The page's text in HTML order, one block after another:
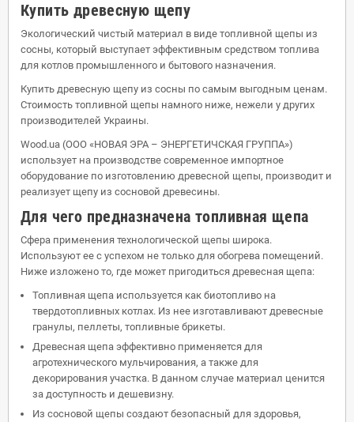
Купить древесную щепу
Экологический чистый материал в виде топливной щепы из
сосны, который выступает эффективным средством топлива
для котлов промышленного и бытового назначения.
Купить древесную щепу из сосны по самым выгодным ценам.
Стоимость топливной щепы намного ниже, нежели у других
производителей Украины.
Wood.ua (ООО «НОВАЯ ЭРА – ЭНЕРГЕТИЧСКАЯ ГРУППА»)
использует на производстве современное импортное
оборудование по изготовлению древесной щепы, производит и
реализует щепу из сосновой древесины.
Для чего предназначена топливная щепа
Сфера применения технологической щепы широка.
Используют ее с успехом не только для обогрева помещений.
Ниже изложено то, где может пригодиться древесная щепа:
Топливная щепа используется как биотопливо на
твердотопливных котлах. Из нее изготавливают древесные
гранулы, пеллеты, топливные брикеты.
Древесная щепа эффективно применяется для
агротехнического мульчирования, а также для
декорирования участка. В данном случае материал ценится
за доступность и дешевизну.
Из сосновой щепы создают безопасный для здоровья,